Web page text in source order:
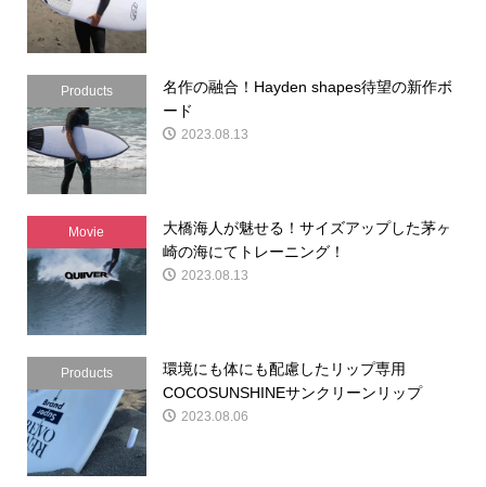
Products
名作の融合！Hayden shapes待望の新作ボ
ード
2023.08.13
Movie
大橋海人が魅せる！サイズアップした茅ヶ
崎の海にてトレーニング！
2023.08.13
Products
環境にも体にも配慮したリップ専用
COCOSUNSHINEサンクリーンリップ
2023.08.06